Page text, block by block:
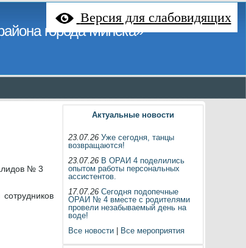
Версия для слабовидящих
города Минска»
№ 3
Актуальные новости
23.07.26Уже сегодня, танцы
возвращаются!
23.07.26 В ОРАИ 4 поделились
опытом работы персональных
ассистентов.
17.07.26Сегодня подопечные
ОРАИ № 4 вместе с родителями
провели незабываемый день на
воде!
Все новости
Все мероприятия